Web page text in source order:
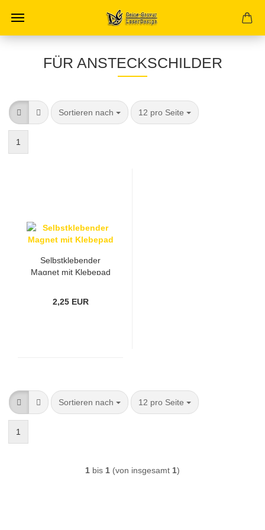
FÜR ANSTECKSCHILDER
Sortieren nach
Sortieren nach 12 pro Seite
pro Seite
1
Selbstklebender
Magnet mit Klebepad
2,25 EUR
Sortieren nach
Sortieren nach 12 pro Seite
pro Seite
1
1 bis 1 (von insgesamt 1)